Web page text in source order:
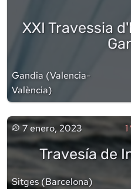
XXI Travessia
Gandia (Valencia-
València)
7 enero, 2023 1
Travesía de
Sitges(Barcelona)